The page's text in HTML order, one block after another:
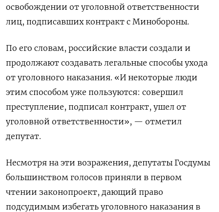
освобождении от уголовной ответственности
лиц, подписавших контракт с Минобороны.
По его словам, российские власти создали и
продолжают создавать легальные способы ухода
от уголовного наказания. «И некоторые люди
этим способом уже пользуются: совершил
преступление, подписал контракт, ушел от
уголовной ответственности», — отметил
депутат.
Несмотря на эти возражения, депутаты Госдумы
большинством голосов приняли в первом
чтении законопроект, дающий право
подсудимым избегать уголовного наказания в